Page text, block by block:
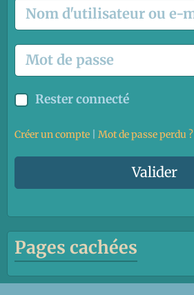
Rester connecté
Créer un compte Mot de passe perdu ?
Valider
Pages cachées